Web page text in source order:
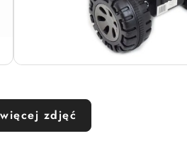
zdjęć